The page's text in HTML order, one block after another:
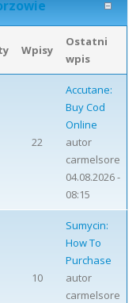
Wpisy
Ostatni
wpis
22
Accutane:
Buy Cod
Online
autor
carmelsore
04.08.2026 -
08:15
10
Sumycin:
How To
Purchase
autor
carmelsore